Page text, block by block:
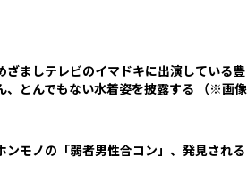
ざましテレビのイマドキに出演している豊
、とんでもない水着姿を披露する （※画像
ンモノの「弱者男性合コン」、発見される